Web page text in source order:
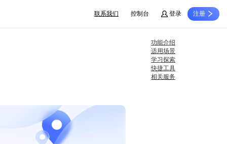
联系我们 控制台 登录 注册
功能介绍
适用场景
学习探索
快捷工具
相关服务